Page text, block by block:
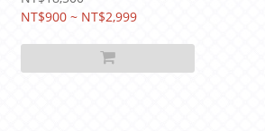
NT$900 ~ NT$2,999